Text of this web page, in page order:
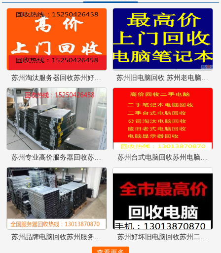
苏州淘汰服务器回收苏州好坏电脑回收苏州旧电脑回收
苏州旧电脑回收 苏州老电脑回收
苏州专业高价服务器回收苏州服务器配件回收苏州交换机回收
苏州台式电脑回收苏州电脑回收
苏州品牌电脑回收苏州服务器回收好坏都可以苏州好坏旧电脑回收苏州二手电